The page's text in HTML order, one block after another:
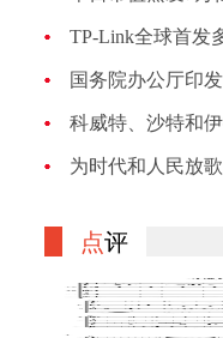
为时代和人民放歌
点评